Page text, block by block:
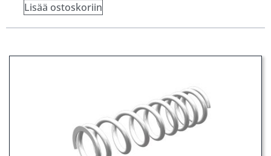
Lisää ostoskoriin